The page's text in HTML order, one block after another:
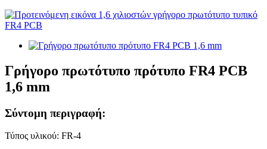
Γρήγορο πρωτότυπο πρότυπο FR4 PCB
1,6 mm
Σύντομη περιγραφή:
Τύπος υλικού: FR-4